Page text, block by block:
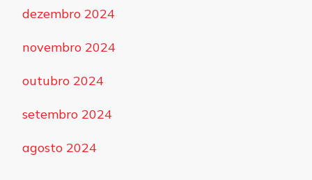
dezembro 2024
novembro 2024
outubro 2024
setembro 2024
agosto 2024